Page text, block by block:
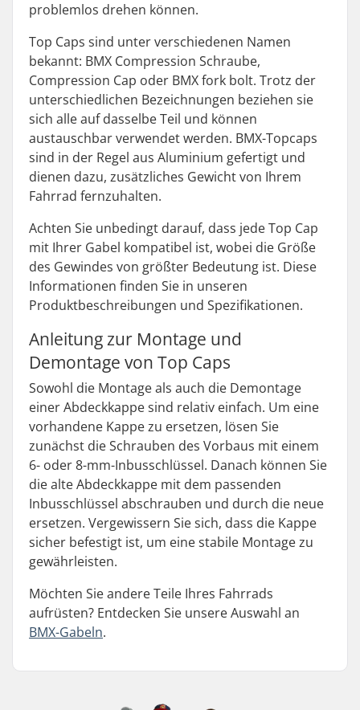
problemlos drehen können.
Top Caps sind unter verschiedenen Namen
bekannt: BMX Compression Schraube,
Compression Cap oder BMX fork bolt. Trotz der
unterschiedlichen Bezeichnungen beziehen sie
sich alle auf dasselbe Teil und können
austauschbar verwendet werden. BMX-Topcaps
sind in der Regel aus Aluminium gefertigt und
dienen dazu, zusätzliches Gewicht von Ihrem
Fahrrad fernzuhalten.
Achten Sie unbedingt darauf, dass jede Top Cap
mit Ihrer Gabel kompatibel ist, wobei die Größe
des Gewindes von größter Bedeutung ist. Diese
Informationen finden Sie in unseren
Produktbeschreibungen und Spezifikationen.
Anleitung zur Montage und
Demontage von Top Caps
Sowohl die Montage als auch die Demontage
einer Abdeckkappe sind relativ einfach. Um eine
vorhandene Kappe zu ersetzen, lösen Sie
zunächst die Schrauben des Vorbaus mit einem
6- oder 8-mm-Inbusschlüssel. Danach können Sie
die alte Abdeckkappe mit dem passenden
Inbusschlüssel abschrauben und durch die neue
ersetzen. Vergewissern Sie sich, dass die Kappe
sicher befestigt ist, um eine stabile Montage zu
gewährleisten.
Möchten Sie andere Teile Ihres Fahrrads
aufrüsten? Entdecken Sie unsere Auswahl an
BMX-Gabeln.